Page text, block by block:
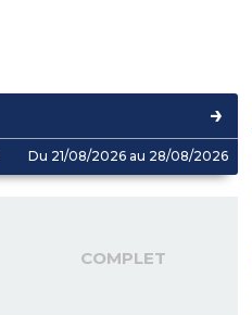
Du 21/08/2026 au 28/08/2026
COMPLET